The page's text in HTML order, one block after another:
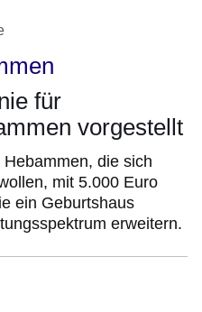
für
vorgestellt
die sich
mit 5.000 Euro
ein Geburtshaus
erweitern.